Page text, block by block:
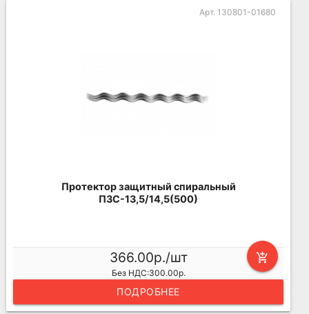
Арт. 130801-01680
Протектор защитный спиральный
ПЗС-13,5/14,5(500)
add_shopping_cart
366.00р./шт
Без НДС:300.00р.
ПОДРОБНЕЕ